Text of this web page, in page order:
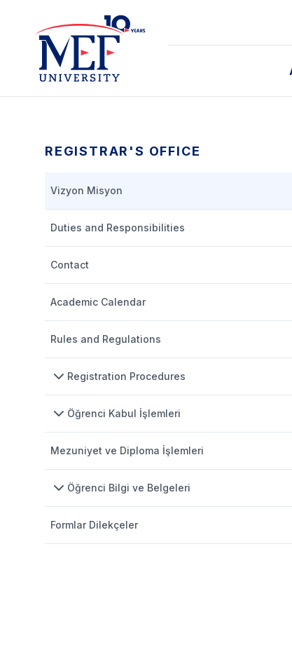
REGISTRAR'S OFFICE
Vizyon Misyon
Duties and Responsibilities
Contact
Academic Calendar
Rules and Regulations
Registration Procedures
Öğrenci Kabul İşlemleri
Mezuniyet ve Diploma İşlemleri
Öğrenci Bilgi ve Belgeleri
Formlar Dilekçeler